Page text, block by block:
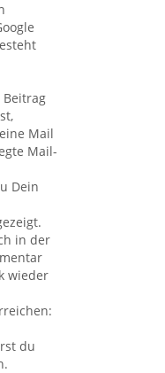
Beitrag
Mail
Mail-
Dein
in der
wieder
du